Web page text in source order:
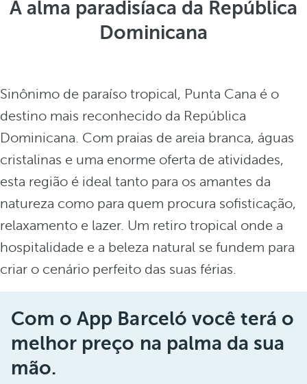
A alma paradisíaca da República
Dominicana
Sinônimo de paraíso tropical, Punta Cana é o
destino mais reconhecido da República
Dominicana. Com praias de areia branca, águas
cristalinas e uma enorme oferta de atividades,
esta região é ideal tanto para os amantes da
natureza como para quem procura sofisticação,
relaxamento e lazer. Um retiro tropical onde a
hospitalidade e a beleza natural se fundem para
criar o cenário perfeito das suas férias.
Com o App Barceló você terá o
melhor preço na palma da sua
mão.